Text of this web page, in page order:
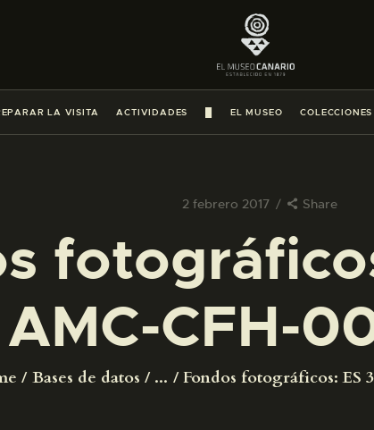
LA VISITA ACTIVIDADES EL MUSEO COLECCIONES
2 febrero 2017 Share
AMC-CFH-
Bases de datos ... Fondos fotográficos: ES
PREPARAR LA VISITA
ACTIVIDADES
█
COLECCIONES
DIDÁCTICA
ESPAÑOL